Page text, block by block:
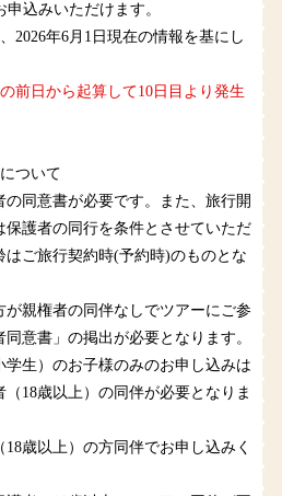
込みいただけます。
2026年6月1日現在の情報を基にし
前日から起算して10日目より発生
ついて
の同意書が必要です。また、旅行開
保護者の同行を条件とさせていただ
はご旅行契約時(予約時)のものとな
が親権者の同伴なしでツアーにご参
意書」の掲出が必要となります。
学生）のお子様のみのお申し込みは
18歳以上）の同伴が必要となりま
18歳以上）の方同伴でお申し込みく